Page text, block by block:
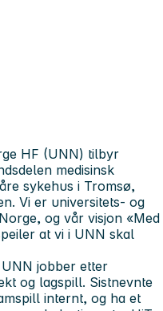
HF (UNN) tilbyr
medisinsk
sykehus i Tromsø,
Vi er universitets- og
og vår visjon «Med
at vi i UNN skal
jobber etter
og lagspill. Sistnevnte
internt, og ha et